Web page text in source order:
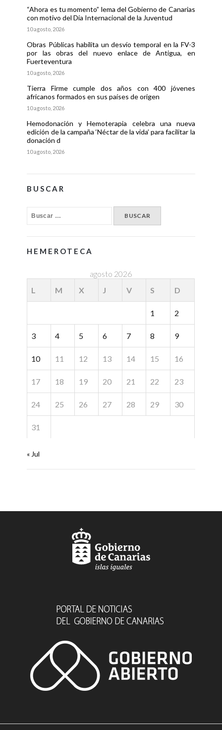
“Ahora es tu momento” lema del Gobierno de Canarias
con motivo del Día Internacional de la Juventud
10 agosto, 2026
Obras Públicas habilita un desvío temporal en la FV-3
por las obras del nuevo enlace de Antigua, en
Fuerteventura
10 agosto, 2026
Tierra Firme cumple dos años con 400 jóvenes
africanos formados en sus países de origen
10 agosto, 2026
Hemodonación y Hemoterapia celebra una nueva
edición de la campaña ‘Néctar de la vida’ para facilitar la
donación d
10 agosto, 2026
BUSCAR
HEMEROTECA
agosto 2026
L
M X J V S D
1 2
3 4 5 6 7 8 9
10 11 12 13 14 15 16
17 18 19 20 21 22 23
24 25 26 27 28 29 30
31
« Jul